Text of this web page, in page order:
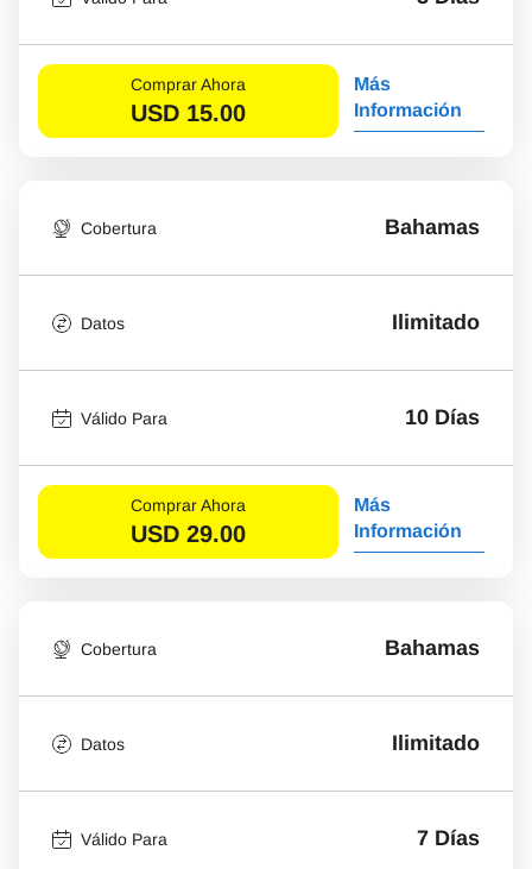
Comprar Ahora
USD 15.00
Más
Información
Cobertura Bahamas
Datos Ilimitado
Válido Para 10 Días
Comprar Ahora
USD 29.00
Más
Información
Cobertura Bahamas
Datos Ilimitado
Válido Para 7 Días